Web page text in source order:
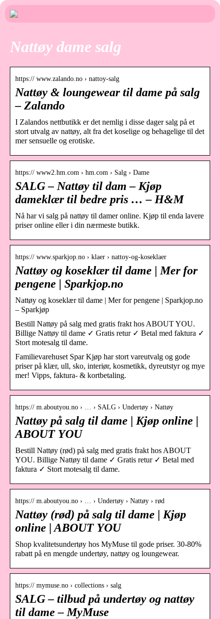
Nattøy dame salg
https:// www.zalando.no › nattoy-salg
Nattøy & loungewear til dame på salg
– Zalando
I Zalandos nettbutikk er det nemlig i disse dager salg på et
stort utvalg av nattøy, alt fra det koselige og behagelige til det
mer sensuelle og erotiske.
https:// www2.hm.com › hm.com › Salg › Dame
SALG – Nattøy til dam – Kjøp
dameklær til bedre pris … – H&M
Nå har vi salg på nattøy til damer online. Kjøp til enda lavere
priser online eller i din nærmeste butikk.
https:// www.sparkjop.no › klaer › nattoy-og-koseklaer
Nattøy og koseklær til dame | Mer for
pengene | Sparkjop.no
Nattøy og koseklær til dame | Mer for pengene | Sparkjop.no
– Sparkjøp
Bestill Nattøy på salg med gratis frakt hos ABOUT YOU.
Billige Nattøy til dame ✓ Gratis retur ✓ Betal med faktura ✓
Stort motesalg til dame.
Familievarehuset Spar Kjøp har stort vareutvalg og gode
priser på klær, ull, sko, interiør, kosmetikk, dyreutstyr og mye
mer! Vipps, faktura- & kortbetaling.
https:// m.aboutyou.no › … › SALG › Undertøy › Nattøy
Nattøy på salg til dame | Kjøp online |
ABOUT YOU
Bestill Nattøy (rød) på salg med gratis frakt hos ABOUT
YOU. Billige Nattøy til dame ✓ Gratis retur ✓ Betal med
faktura ✓ Stort motesalg til dame.
https:// m.aboutyou.no › … › Undertøy › Nattøy › rød
Nattøy (rød) på salg til dame | Kjøp
online | ABOUT YOU
Shop kvalitetsundertøy hos MyMuse til gode priser. 30-80%
rabatt på en mengde undertøy, nattøy og loungewear.
https:// mymuse.no › collections › salg
SALG – tilbud på undertøy og nattøy
til dame – MyMuse